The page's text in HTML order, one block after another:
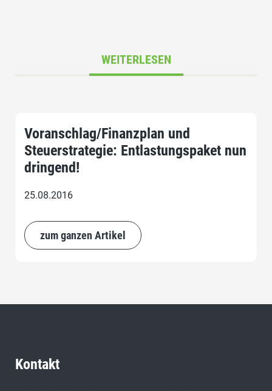
WEITERLESEN
Voranschlag/Finanzplan und
Steuerstrategie: Entlastungspaket nun
dringend!
25.08.2016
zum ganzen Artikel
Kontakt